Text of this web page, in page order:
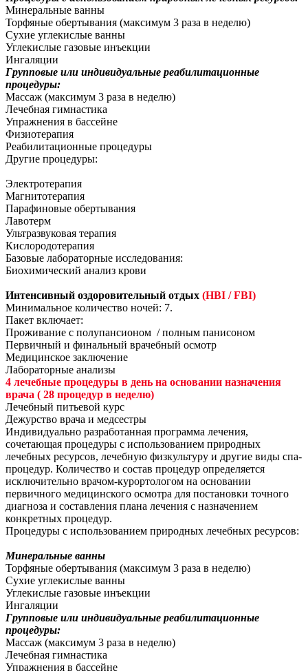
Минеральные ванны
Торфяные обертывания (максимум 3 раза в неделю)
Сухие углекислые ванны
Углекислые газовые инъекции
Ингаляции
Групповые или индивидуальные реабилитационные
процедуры:
Массаж (максимум 3 раза в неделю)
Лечебная гимнастика
Упражнения в бассейне
Физиотерапия
Реабилитационные процедуры
Другие процедуры:
Электротерапия
Магнитотерапия
Парафиновые обертывания
Лавотерм
Ультразвуковая терапия
Кислородотерапия
Базовые лабораторные исследования:
Биохимический анализ крови
Интенсивный оздоровительный отдых (HBI / FBI)
Минимальное количество ночей: 7.
Пакет включает:
Проживание с полупансионом / полным панисоном
Первичный и финальный врачебный осмотр
Медицинское заключение
Лабораторные анализы
4 лечебные процедуры в день на основании назначения
врача ( 28 процедур в неделю)
Лечебный питьевой курс
Дежурство врача и медсестры
Индивидуально разработанная программа лечения,
сочетающая процедуры с использованием природных
лечебных ресурсов, лечебную физкультуру и другие виды спа-
процедур. Количество и состав процедур определяется
исключительно врачом-курортологом на основании
первичного медицинского осмотра для постановки точного
диагноза и составления плана лечения с назначением
конкретных процедур.
Процедуры с использованием природных лечебных ресурсов:
Минеральные ванны
Торфяные обертывания (максимум 3 раза в неделю)
Сухие углекислые ванны
Углекислые газовые инъекции
Ингаляции
Групповые или индивидуальные реабилитационные
процедуры:
Массаж (максимум 3 раза в неделю)
Лечебная гимнастика
Упражнения в бассейне